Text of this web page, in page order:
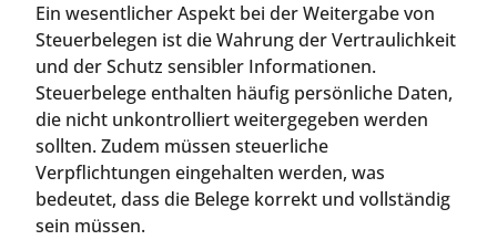
Ein wesentlicher Aspekt bei der Weitergabe von
Steuerbelegen ist die Wahrung der Vertraulichkeit
und der Schutz sensibler Informationen.
Steuerbelege enthalten häufig persönliche Daten,
die nicht unkontrolliert weitergegeben werden
sollten. Zudem müssen steuerliche
Verpflichtungen eingehalten werden, was
bedeutet, dass die Belege korrekt und vollständig
sein müssen.